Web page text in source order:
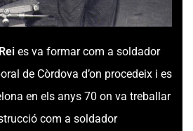
es va formar com a soldador
de Còrdova d’on procedeix i es
en els anys 70 on va treballar
com a soldador